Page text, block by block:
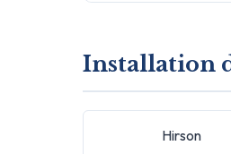
Installation
Hirson